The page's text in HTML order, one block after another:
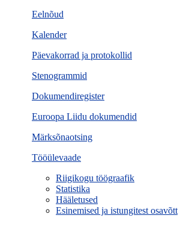
Eelnõud
Kalender
Päevakorrad ja protokollid
Stenogrammid
Dokumendiregister
Euroopa Liidu dokumendid
Märksõnaotsing
Tööülevaade
Riigikogu töögraafik
Statistika
Hääletused
Esinemised ja istungitest osavõtt